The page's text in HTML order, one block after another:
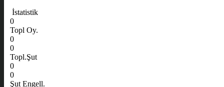
İstatistik
0
Topl Oy.
0
0
Topl.Şut
0
0
Şut Engell.